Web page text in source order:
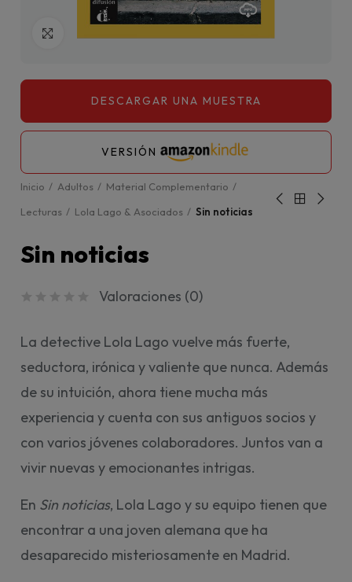
VERSIÓN
Inicio Adultos
Material Complementario
Lecturas
Lola Lago & Asociados Sin noticias
Sin noticias
Valoraciones (0)
La detective Lola Lago vuelve más fuerte,
seductora, irónica y valiente que nunca. Además
de su intuición, ahora tiene mucha más
experiencia y cuenta con sus antiguos socios y
con varios jóvenes colaboradores. Juntos van a
vivir nuevas y emocionantes intrigas.
En Sin noticias, Lola Lago y su equipo tienen que
encontrar a una joven alemana que ha
desaparecido misteriosamente en Madrid.